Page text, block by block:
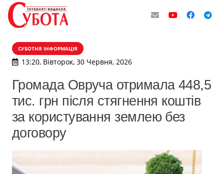
СУБОТНЯ ІНФОРМАЦІЯ
13:20, Вівторок, 30 Червня, 2026
Громада Овруча отримала 448,5
тис. грн після стягнення коштів
за користування землею без
договору